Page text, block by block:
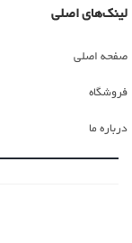
لینک‌های اصلی
صفحه اصلی
فروشگاه
درباره ما